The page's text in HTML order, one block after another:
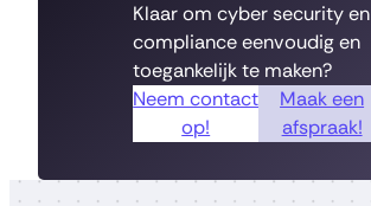
Klaar om cyber security en
compliance eenvoudig en
toegankelijk te maken?
Neem contact
op!
Maak een
afspraak!